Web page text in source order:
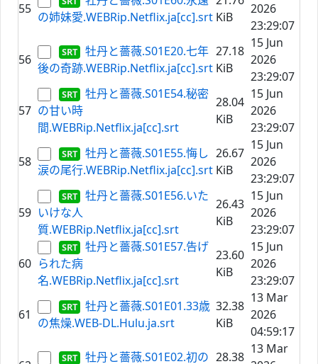
55
の姉妹愛.WEBRip.Netflix.ja[cc].srt KiB
2026
23:29:07
56
牡丹と薔薇.S01E20.七年
後の奇跡.WEBRip.Netflix.ja[cc].srt
27.18
KiB
15 Jun
2026
23:29:07
57
牡丹と薔薇.S01E54.秘密
の甘い時
間.WEBRip.Netflix.ja[cc].srt
28.04
KiB
15 Jun
2026
23:29:07
58
牡丹と薔薇.S01E55.悔し
涙の尾行.WEBRip.Netflix.ja[cc].srt
26.67
KiB
15 Jun
2026
23:29:07
59
牡丹と薔薇.S01E56.いた
いけな人
質.WEBRip.Netflix.ja[cc].srt
26.43
KiB
15 Jun
2026
23:29:07
60
牡丹と薔薇.S01E57.告げ
られた病
名.WEBRip.Netflix.ja[cc].srt
23.60
KiB
15 Jun
2026
23:29:07
61
牡丹と薔薇.S01E01.33歳
の焦燥.WEB-DL.Hulu.ja.srt
32.38
KiB
13 Mar
2026
04:59:17
牡丹と薔薇.S01E02.初の 28.38
13 Mar